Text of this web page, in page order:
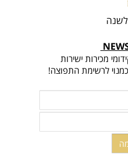
מכירות ישירות
לרשימת התפוצה!